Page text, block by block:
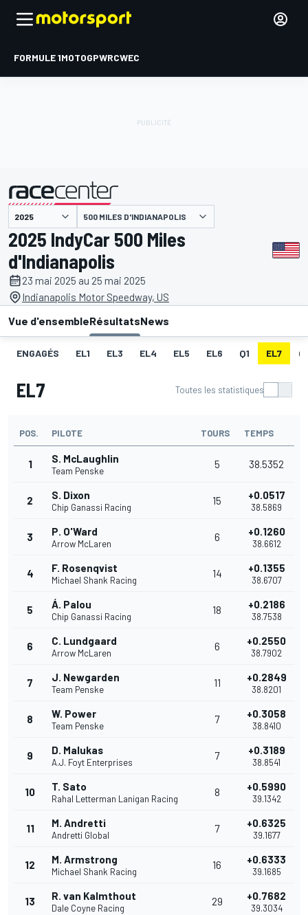
FORMULE 1MOTOGPWRCWEC
présenté par 500 MILES D'INDIANAPOLIS
2025 IndyCar 500 Miles
d'Indianapolis
23 mai 2025 au 25 mai 2025
Indianapolis Motor Speedway, US
Vue d'ensembleRésultatsNews
ENGAGÉS EL1 EL3 EL4 EL5 EL6 Q1 EL7
EL7 Toutes les statistiques
POS. PILOTE TOURS TEMPS
1 S. McLaughlin
Team Penske
5 38.5352
2 S. Dixon
Chip Ganassi Racing
15 +0.0517
38.5869
3 P. O'Ward
Arrow McLaren
6 +0.1260
38.6612
4 F. Rosenqvist
Michael Shank Racing
14 +0.1355
38.6707
5 Á. Palou
Chip Ganassi Racing
18 +0.2186
38.7538
6 C. Lundgaard
Arrow McLaren
6 +0.2550
38.7902
7 J. Newgarden
Team Penske
11 +0.2849
38.8201
8 W. Power
Team Penske
7 +0.3058
38.8410
9 D. Malukas
A.J. Foyt Enterprises
7 +0.3189
38.8541
10 T. Sato
Rahal Letterman Lanigan Racing
8 +0.5990
39.1342
11 M. Andretti
Andretti Global
7 +0.6325
39.1677
12 M. Armstrong
Michael Shank Racing
16 +0.6333
39.1685
13 R. van Kalmthout
Dale Coyne Racing
29 +0.7682
39.3034